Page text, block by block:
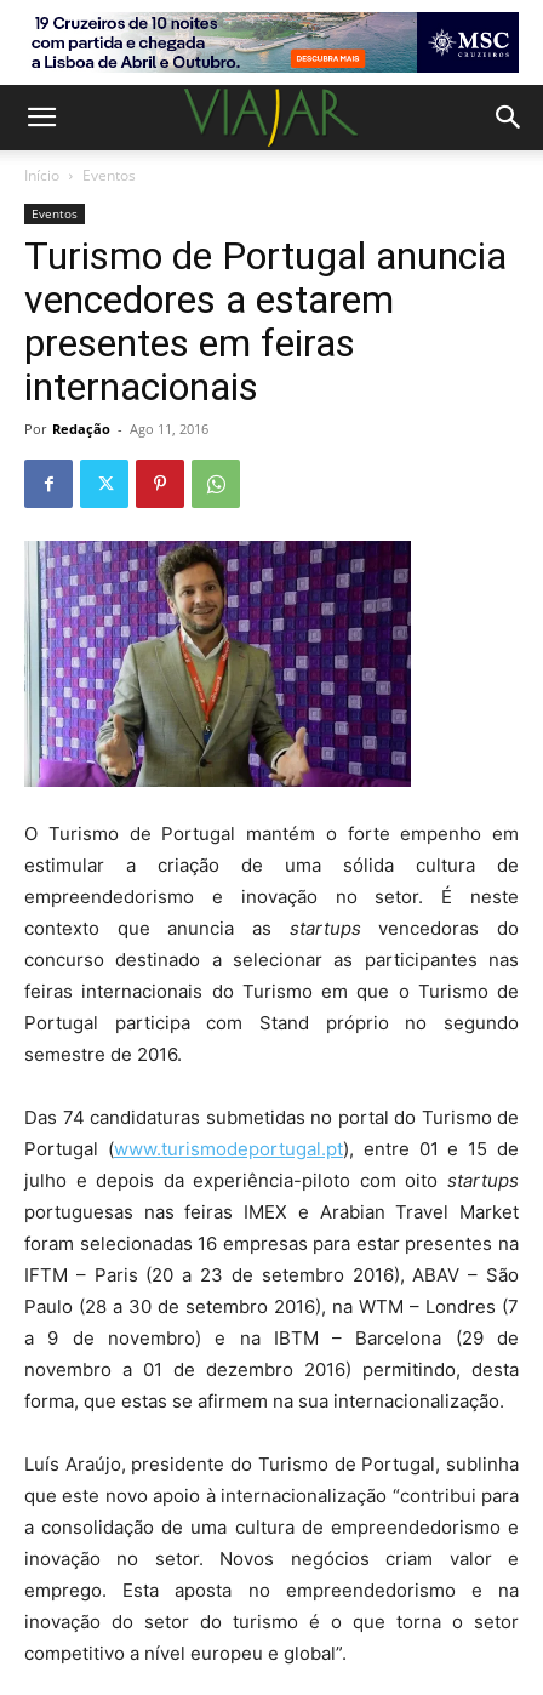
Início Eventos
Eventos
Turismo de Portugal anuncia
vencedores a estarem
presentes em feiras
internacionais
Por Redação - Ago 11, 2016
O Turismo de Portugal mantém o forte empenho em
estimular a criação de uma sólida cultura de
empreendedorismo e inovação no setor. É neste
contexto que anuncia as startups vencedoras do
concurso destinado a selecionar as participantes nas
feiras internacionais do Turismo em que o Turismo de
Portugal participa com Stand próprio no segundo
semestre de 2016.
Das 74 candidaturas submetidas no portal do Turismo de
Portugal (www.turismodeportugal.pt), entre 01 e 15 de
julho e depois da experiência-piloto com oito startups
portuguesas nas feiras IMEX e Arabian Travel Market
foram selecionadas 16 empresas para estar presentes na
IFTM – Paris (20 a 23 de setembro 2016), ABAV – São
Paulo (28 a 30 de setembro 2016), na WTM – Londres (7
a 9 de novembro) e na IBTM – Barcelona (29 de
novembro a 01 de dezembro 2016) permitindo, desta
forma, que estas se afirmem na sua internacionalização.
Luís Araújo, presidente do Turismo de Portugal, sublinha
que este novo apoio à internacionalização “contribui para
a consolidação de uma cultura de empreendedorismo e
inovação no setor. Novos negócios criam valor e
emprego. Esta aposta no empreendedorismo e na
inovação do setor do turismo é o que torna o setor
competitivo a nível europeu e global”.